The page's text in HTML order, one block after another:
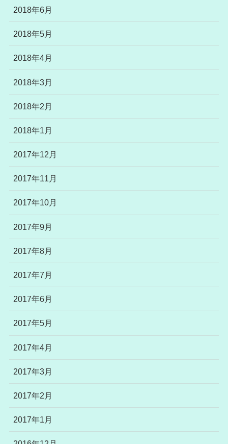
2018年6月
2018年5月
2018年4月
2018年3月
2018年2月
2018年1月
2017年12月
2017年11月
2017年10月
2017年9月
2017年8月
2017年7月
2017年6月
2017年5月
2017年4月
2017年3月
2017年2月
2017年1月